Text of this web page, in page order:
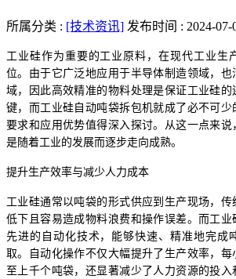
所属分类 : [技术资讯] 发布时间 : 2024-07-
工业硅作为重要的工业原料，在现代工业生
位。由于它广泛地应用于半导体制造领域，也
域，因此高效精准的物料处理是保证工业硅的
键，而工业硅自动吨袋拆包机就成了必不可
要求和应用优势值得深入探讨。从这一点来说
是随着工业的发展而逐步走向成熟。
提升生产效率与减少人力成本
工业硅通常以吨袋的形式供应到生产现场，
低下且容易造成物料浪费和操作误差。而工
先进的自动化技术，能够快速、精准地完成
取。自动化操作不仅大幅提升了生产效率，
至上千个吨袋，还显著减少了人力资源的投